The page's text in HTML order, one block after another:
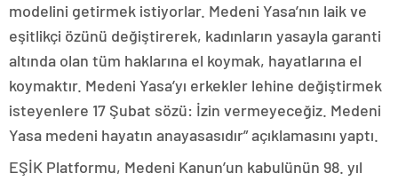
modelini getirmek istiyorlar. Medeni Yasa’nın laik ve
eşitlikçi özünü değiştirerek, kadınların yasayla garanti
altında olan tüm haklarına el koymak, hayatlarına el
koymaktır. Medeni Yasa’yı erkekler lehine değiştirmek
isteyenlere 17 Şubat sözü: İzin vermeyeceğiz. Medeni
Yasa medeni hayatın anayasasıdır” açıklamasını yaptı.
EŞİK Platformu, Medeni Kanun’un kabulünün 98. yıl